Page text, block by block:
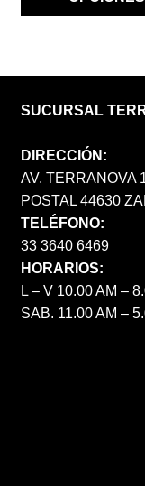
SUCURSAL
DIRECCIÓN:
AV. TERRANOVA
POSTAL 44630
TELÉFONO:
33 3640 6469
HORARIOS:
L – V 10.00 AM –
SAB. 11.00 AM –